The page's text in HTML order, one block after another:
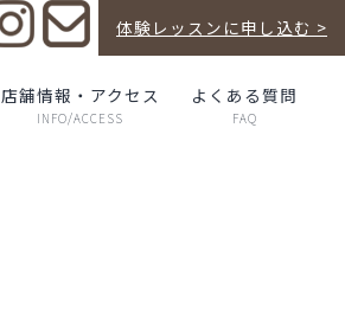
体験レッスンに申し込む >
店舗情報・アクセス
INFO/ACCESS
よくある質問
FAQ